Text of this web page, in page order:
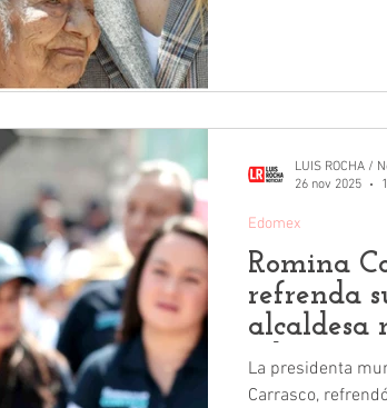
Romina
refrenda
alcaldesa
Edomex
La presidenta
Carrasco,
Edomex
LUIS ROCHA /
26 nov 2025